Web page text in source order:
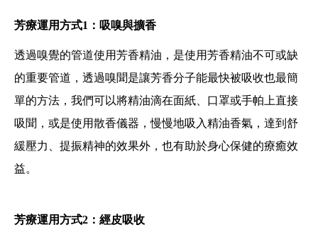
芳療運用方式1：吸嗅與擴香
透過嗅覺的管道使用芳香精油，是使用芳香精油不可或缺
的重要管道，透過嗅聞是讓芳香分子能最快被吸收也最簡
單的方法，我們可以將精油滴在面紙、口罩或手帕上直接
吸聞，或是使用散香儀器，慢慢地吸入精油香氣，達到舒
緩壓力、提振精神的效果外，也有助於身心保健的療癒效
益。
芳療運用方式2：經皮吸收